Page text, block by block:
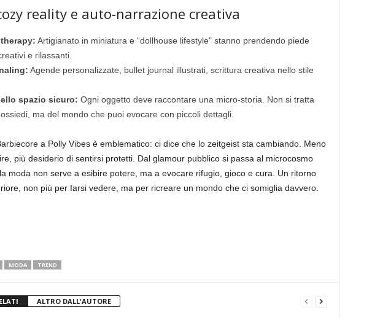
reality e auto-narrazione creativa
Artigianato in miniatura e “dollhouse lifestyle” stanno prendendo piede
e rilassanti.
Agende personalizzate, bullet journal illustrati, scrittura creativa nello stile
spazio sicuro: Ogni oggetto deve raccontare una micro-storia. Non si tratta
ma del mondo che puoi evocare con piccoli dettagli.
a Polly Vibes è emblematico: ci dice che lo zeitgeist sta cambiando. Meno
più desiderio di sentirsi protetti. Dal glamour pubblico si passa al microcosmo
moda non serve a esibire potere, ma a evocare rifugio, gioco e cura. Un ritorno
non più per farsi vedere, ma per ricreare un mondo che ci somiglia davvero.
MODA TREND
ALTRO DALL'AUTORE